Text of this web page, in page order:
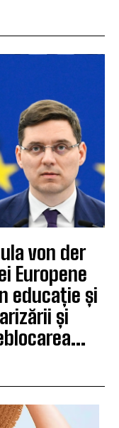
von der
Europene
educație și
și